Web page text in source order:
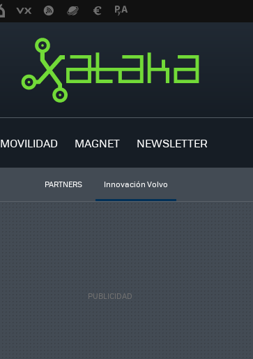
MOVILIDAD MAGNET NEWSLETTER
PARTNERS Innovación Volvo